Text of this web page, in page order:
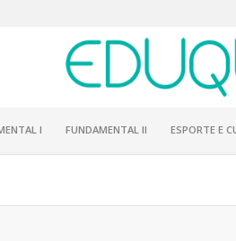
I FUNDAMENTAL II ESPORTE E